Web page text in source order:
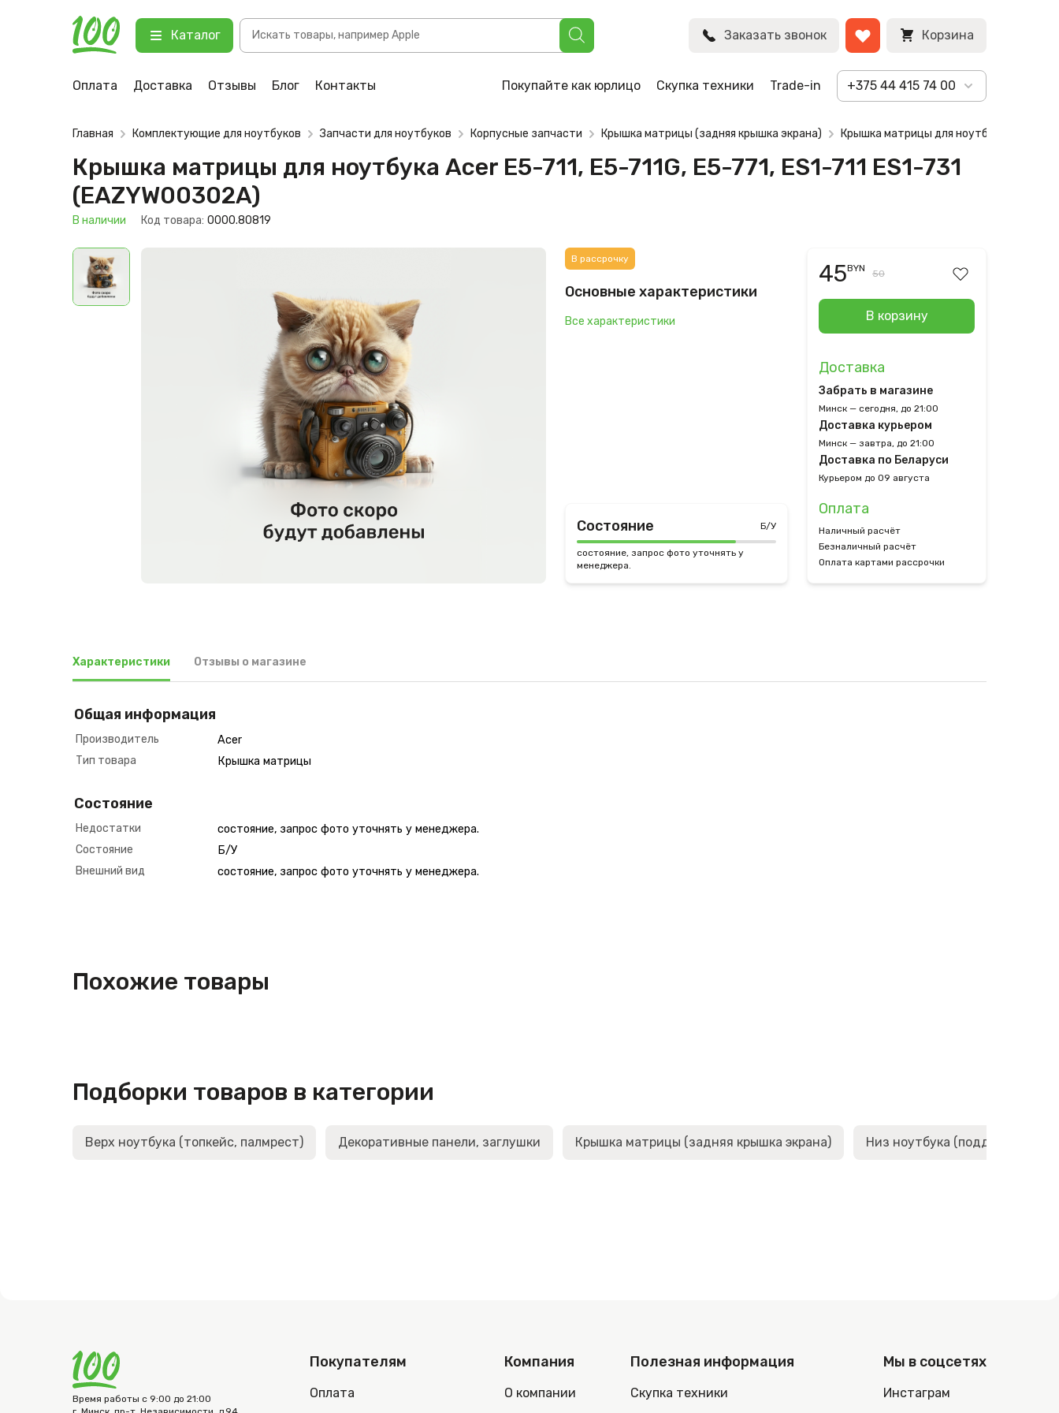
Каталог
Поиск
товаров
Заказать звонок Корзина
Оплата Доставка Отзывы Блог Контакты Покупайте как юрлицо Скупка техники Trade-in +375 44 415 74 00
Крышка матрицы для ноутбука Acer E5-711, E5-711G, E5-771, ES1-711 ES1-731 (EAZYW00302A)
123 В наличии
BYN
Главная Комплектующие для ноутбуков Запчасти для ноутбуков Корпусные запчасти Крышка матрицы (задняя крышка экрана) Крышка матрицы для ноутбука Acer E5-
Крышка матрицы для ноутбука Acer E5-711, E5-711G, E5-771, ES1-711 ES1-731
(EAZYW00302A)
В наличии Код товара: 0000.80819
В рассрочку
Основные характеристики
Все характеристики
Состояние Б/У
состояние, запрос фото уточнять у
менеджера.
45BYN 50
В корзину
Доставка
Забрать в магазине
Минск — сегодня, до 21:00
Доставка курьером
Минск — завтра, до 21:00
Доставка по Беларуси
Курьером до 09 августа
Оплата
Наличный расчёт
Безналичный расчёт
Оплата картами рассрочки
Характеристики Отзывы о магазине
Общая информация
Производитель
Acer
Тип товара
Крышка матрицы
Состояние
Недостатки
состояние, запрос фото уточнять у менеджера.
Состояние
Б/У
Внешний вид
состояние, запрос фото уточнять у менеджера.
Похожие товары
Подборки товаров в категории
Верх ноутбука (топкейс, палмрест) Декоративные панели, заглушки Крышка матрицы (задняя крышка экрана) Низ ноутбука (поддон,
Время работы с 9:00 до 21:00
Покупателям
Оплата
Компания
О компании
Полезная информация
Скупка техники
Мы в соцсетях
Инстаграм